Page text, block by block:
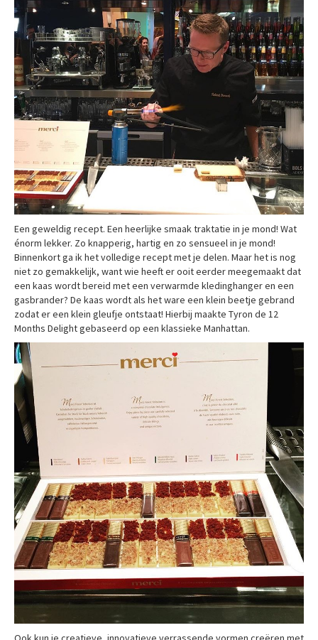
Een geweldig recept. Een heerlijke smaak traktatie in je mond! Wat
énorm lekker. Zo knapperig, hartig en zo sensueel in je mond!
Binnenkort ga ik het volledige recept met je delen. Maar het is nog
niet zo gemakkelijk, want wie heeft er ooit eerder meegemaakt dat
een kaas wordt bereid met een verwarmde kledinghanger en een
gasbrander? De kaas wordt als het ware een klein beetje gebrand
zodat er een klein gleufje ontstaat! Hierbij maakte Tyron de 12
Months Delight gebaseerd op een klassieke Manhattan.